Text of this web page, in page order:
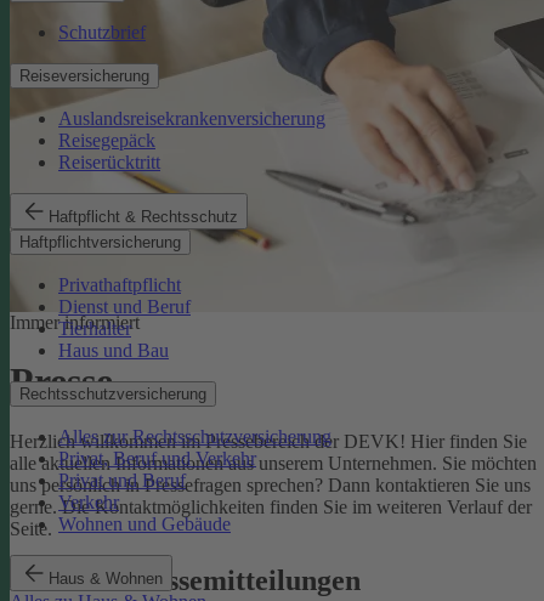
Schutzbrief
Reiseversicherung
Auslandsreisekrankenversicherung
Reisegepäck
Reiserücktritt
Haftpflicht & Rechtsschutz
Haftpflichtversicherung
Privathaftpflicht
Dienst und Beruf
Tierhalter
Haus und Bau
Rechtsschutzversicherung
Alles zur Rechtsschutzversicherung
Privat, Beruf und Verkehr
Privat und Beruf
Verkehr
Wohnen und Gebäude
Haus & Wohnen
Immer informiert
Presse
Herzlich willkommen im Pressebereich der DEVK! Hier finden Sie
alle aktuellen Informationen aus unserem Unternehmen. Sie möchten
uns persönlich in Pressefragen sprechen? Dann kontaktieren Sie uns
gerne. Die Kontaktmöglichkeiten finden Sie im weiteren Verlauf der
Seite.
Aktuelle Pressemitteilungen